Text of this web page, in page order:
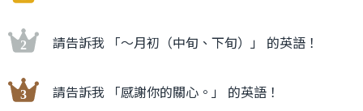
請告訴我 「〜月初（中旬、下旬）」 的英語！
請告訴我 「感謝你的關心。」 的英語！